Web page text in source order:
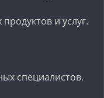
и услуг.
специалистов.